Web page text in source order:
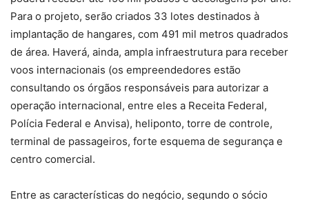
Para o projeto, serão criados 33 lotes destinados à
implantação de hangares, com 491 mil metros quadrados
de área. Haverá, ainda, ampla infraestrutura para receber
voos internacionais (os empreendedores estão
consultando os órgãos responsáveis para autorizar a
operação internacional, entre eles a Receita Federal,
Polícia Federal e Anvisa), heliponto, torre de controle,
terminal de passageiros, forte esquema de segurança e
centro comercial.
Entre as características do negócio, segundo o sócio